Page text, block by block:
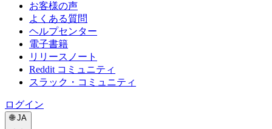
お客様の声
よくある質問
ヘルプセンター
電子書籍
リリースノート
Reddit コミュニティ
スラック・コミュニティ
ログイン
🌐 JA